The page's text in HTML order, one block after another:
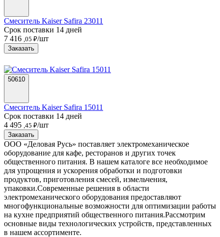
Смеситель Kaiser Safira 23011
Срок поставки 14 дней
7 416 ,05 ₽/шт
Заказать
50610
Смеситель Kaiser Safira 15011
Срок поставки 14 дней
4 495 ,45 ₽/шт
Заказать
ООО «Деловая Русь» поставляет электромеханическое
оборудование для кафе, ресторанов и других точек
общественного питания. В нашем каталоге все необходимое
для упрощения и ускорения обработки и подготовки
продуктов, приготовления смесей, измельчения,
упаковки.Современные решения в области
электромеханического оборудования предоставляют
многофункциональные возможности для оптимизации работы
на кухне предприятий общественного питания.Рассмотрим
основные виды технологических устройств, представленных
в нашем ассортименте.